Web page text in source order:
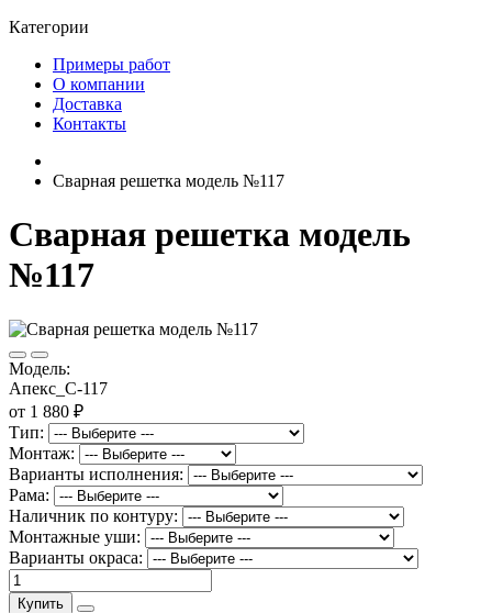
Категории
Примеры работ
О компании
Доставка
Контакты
Сварная решетка модель №117
Сварная решетка модель
№117
Модель:
Апекс_С-117
от 1 880 ₽
Тип:
Монтаж:
Варианты исполнения:
Рама:
Наличник по контуру:
Монтажные уши:
Варианты окраса:
Купить